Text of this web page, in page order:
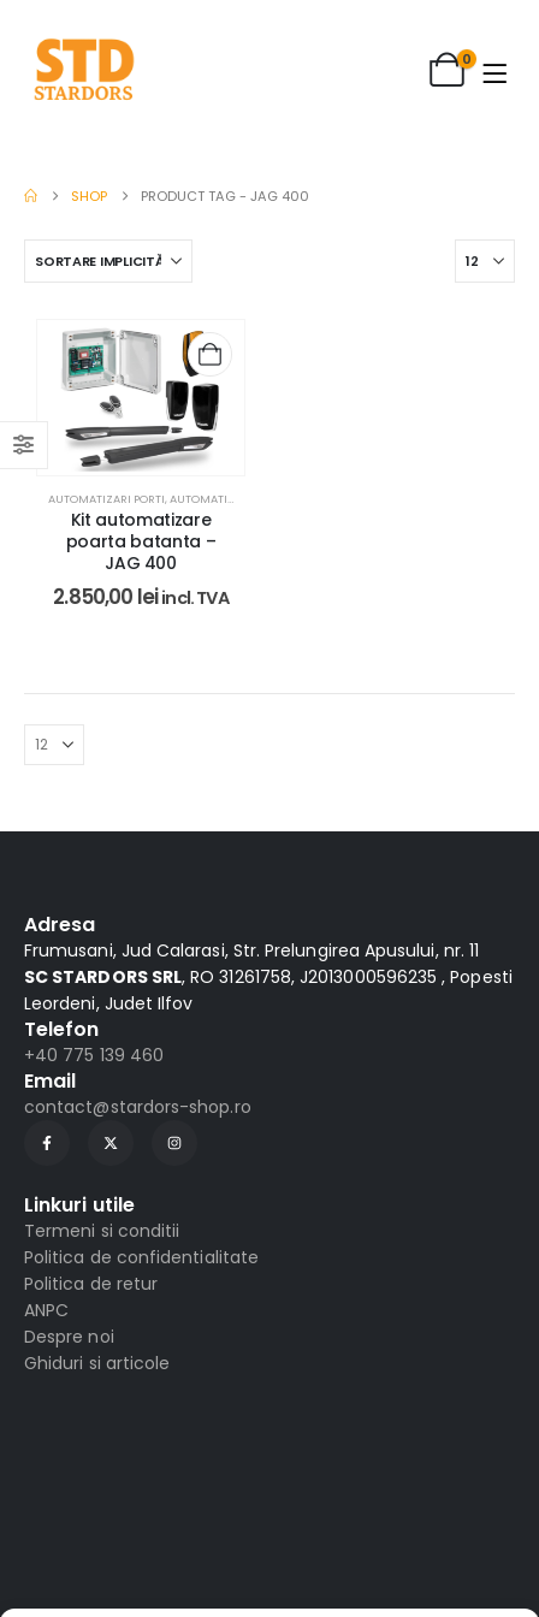
0
SHOP PRODUCT TAG -JAG 400
AUTOMATIZARI PORTI,AUTOMATIZARI PORTI MOTORLINE
Kit automatizare
poarta batanta –
JAG 400
2.850,00 leiincl. TVA
Adresa
Frumusani, Jud Calarasi, Str. Prelungirea Apusului, nr. 11
SC STARDORS SRL, RO 31261758, J2013000596235 , Popesti
Leordeni, Judet Ilfov
Telefon
+40 775 139 460
Email
contact@stardors-shop.ro
Linkuri utile
Termeni si conditii
Politica de confidentialitate
Politica de retur
ANPC
Despre noi
Ghiduri si articole